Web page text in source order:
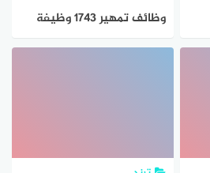
وظائف تمهير 1743 وظيفة
حكومية وشركات للرجال